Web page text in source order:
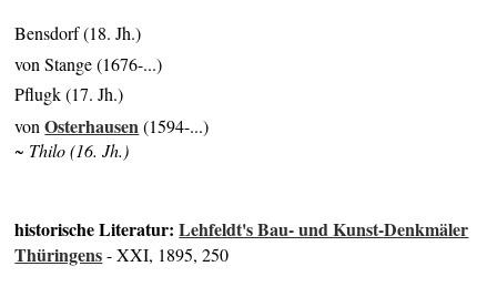
Bensdorf (18. Jh.)
von Stange (1676-...)
Pflugk (17. Jh.)
vonOsterhausen(1594-...)
~ Thilo (16. Jh.)
historische Literatur:Lehfeldt's Bau- und Kunst-Denkmäler
Thüringens- XXI, 1895, 250